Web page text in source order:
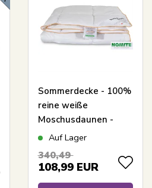
Sommerdecke - 100%
reine weiße
Moschusdaunen -
140x220 cm - leichte
Sommerdaunendecke
Auf Lager
340,49
108,99 EUR